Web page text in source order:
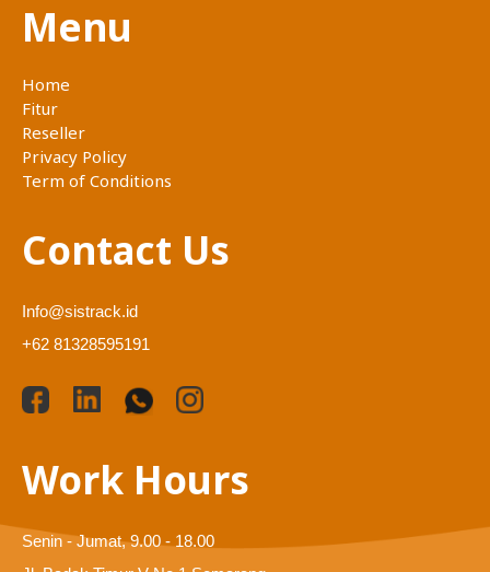
Menu
Home
Fitur
Reseller
Privacy Policy
Term of Conditions
Contact Us
Info@sistrack.id
+62 81328595191
Work Hours
Senin - Jumat, 9.00 - 18.00